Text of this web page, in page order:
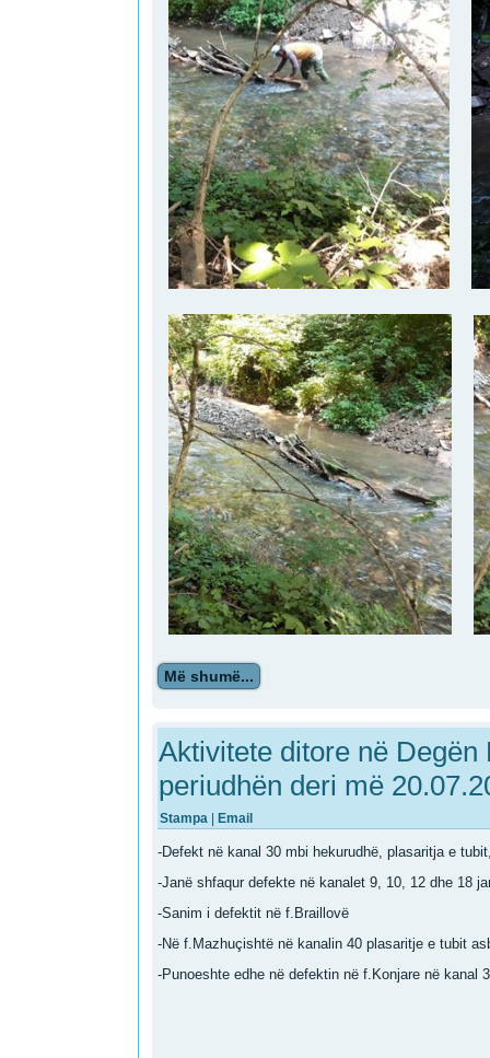
Më shumë...
Aktivitete ditore në Degën
periudhën deri më
Stampa | Email
-Defekt në kanal 30 mbi hekurudhë, plasaritja e
-Janë shfaqur defekte në kanalet 9, 10, 12 dhe 18
-Sanim i defektit në f.Braillovë
-Në f.Mazhuçishtë në kanalin 40 plasaritje e tubit
-Punoeshte edhe në defektin në f.Konjare në kanal